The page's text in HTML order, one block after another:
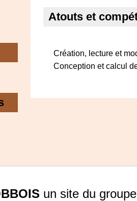
Atouts et
Création, lecture et
Conception et calcul
un site du groupe